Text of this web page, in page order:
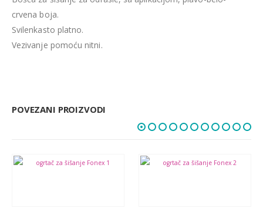
crvena boja.
Svilenkasto platno.
Vezivanje pomoću nitni.
POVEZANI PROIZVODI